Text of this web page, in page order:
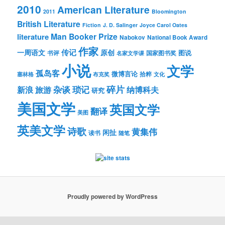
2010 2011 American Literature Bloomington
British Literature Fiction J. D. Salinger Joyce Carol Oates
literature Man Booker Prize Nabokov National Book Award
一周语文 书评 传记作家 原创 名家文学课 国家图书奖 图说
塞林格 孤岛客小说 布克奖 微博言论 拾粹 文化 文学
新浪旅游杂谈琐记 研究 碎片纳博科夫
美国文学 美图 翻译英国文学
英美文学诗歌 读书 闲扯 随笔 黄集伟
Proudly powered by WordPress